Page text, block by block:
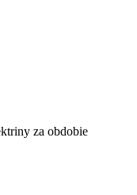
za obdobie